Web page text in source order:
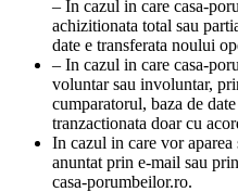
– In cazul in care casa-
achizitionata total sau
date e transferata noului
– In cazul in care casa-
voluntar sau involuntar,
cumparatorul, baza de
tranzactionata doar cu
In cazul in care vor
anuntat prin e-mail sau
casa-porumbeilor.ro.